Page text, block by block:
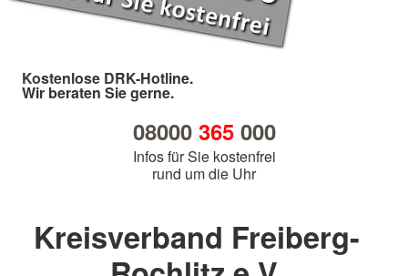
Kostenlose DRK-Hotline.
Wir beraten Sie gerne.
08000 365000
Infos für Sie kostenfrei
rund um die Uhr
Kreisverband Freiberg-